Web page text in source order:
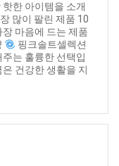
한 아이템을 소개
많이 팔린 제품 10
마음에 드는 제품
핑크솔트셀렉션
는 훌륭한 선택입
건강한 생활을 지